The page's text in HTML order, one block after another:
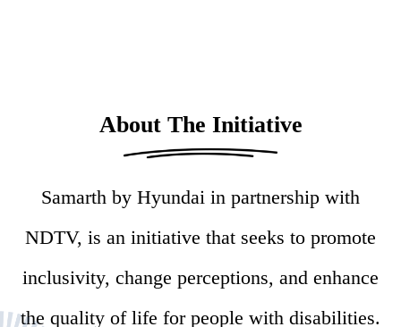
About The Initiative
Samarth by Hyundai in partnership with
NDTV, is an initiative that seeks to promote
inclusivity, change perceptions, and enhance
the quality of life for people with disabilities.